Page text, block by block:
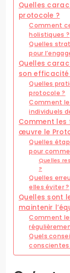
Quelles
protocole ?
Comment
holistiques ?
Quelles
pour
Quelles
son efficacité
Quelles
protocole ?
Comment
individuels
Comment
œuvre le
Quelles
pour
Quelles
?
Quelles
elles éviter ?
Quelles sont
maintenir
Comment
Quels